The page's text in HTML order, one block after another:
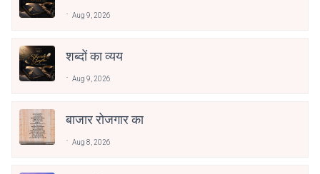
Aug 9, 2026
शब्दों का व्यय
Aug 9, 2026
बाजार रोजगार का
Aug 8, 2026